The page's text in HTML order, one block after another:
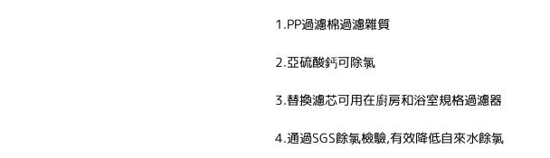
1.PP過濾棉過濾雜質
2.亞硫酸鈣可除氯
3.替換濾芯可用在廚房和浴室規格過濾器
4.通過SGS餘氯檢驗,有效降低自來水餘氯